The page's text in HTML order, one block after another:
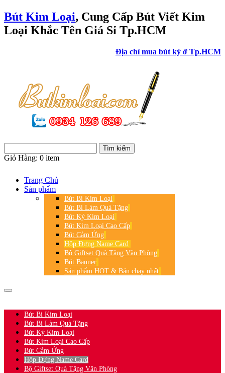
Bút Kim Loại, Cung Cấp Bút Viết Kim
Loại Khắc Tên Giá Sỉ Tp.HCM
Địa chỉ mua bút ký ở Tp.HCM
Giỏ Hàng: 0 item
Trang Chủ
Sản phẩm
Bút Bi Kim Loại
Bút Bi Làm Quà Tặng
Bút Ký Kim Loại
Bút Kim Loại Cao Cấp
Bút Cảm Ứng
Hộp Đựng Name Card
Bộ Giftset Quà Tặng Văn Phòng
Bút Banner
Sản phẩm HOT & Bán chạy nhất
Bút Bi Kim Loại
Bút Bi Làm Quà Tặng
Bút Ký Kim Loại
Bút Kim Loại Cao Cấp
Bút Cảm Ứng
Hộp Đựng Name Card
Bộ Giftset Quà Tặng Văn Phòng